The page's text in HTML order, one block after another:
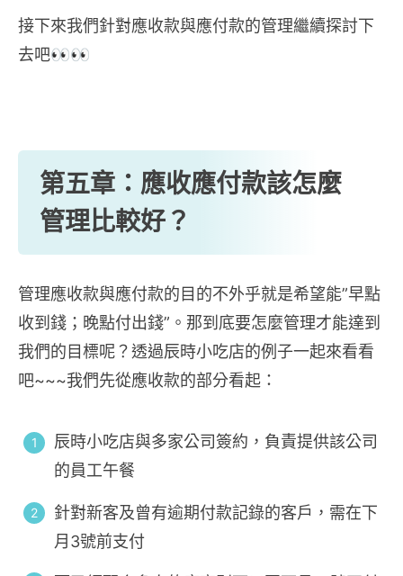
接下來我們針對應收款與應付款的管理繼續探討下
去吧👀👀
第五章：應收應付款該怎麼
管理比較好？
管理應收款與應付款的目的不外乎就是希望能”早點
收到錢；晚點付出錢”。那到底要怎麼管理才能達到
我們的目標呢？透過辰時小吃店的例子一起來看看
吧~~~我們先從應收款的部分看起：
辰時小吃店與多家公司簽約，負責提供該公司
的員工午餐
針對新客及曾有逾期付款記錄的客戶，需在下
月3號前支付